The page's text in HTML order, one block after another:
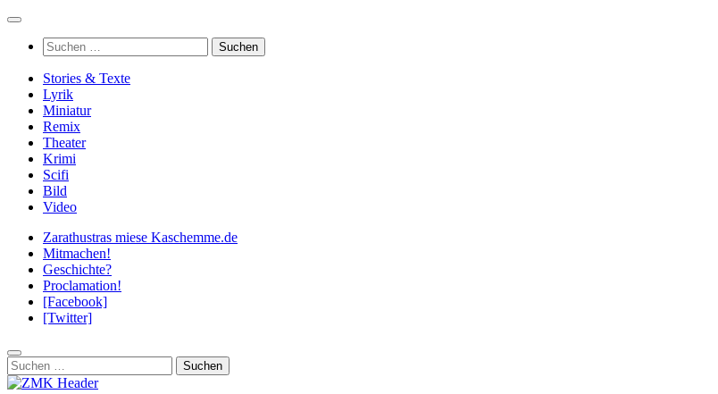
Zum
springenSuchen
nach:
Stories & Texte
Lyrik
Miniatur
Remix
Theater
Krimi
Scifi
Bild
Video
Zarathustras miese Kaschemme.de
Mitmachen!
Geschichte?
Proclamation!
[Facebook]
[Twitter]
Suchen
nach: